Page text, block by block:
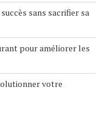
sans sacrifier sa
pour améliorer les
votre